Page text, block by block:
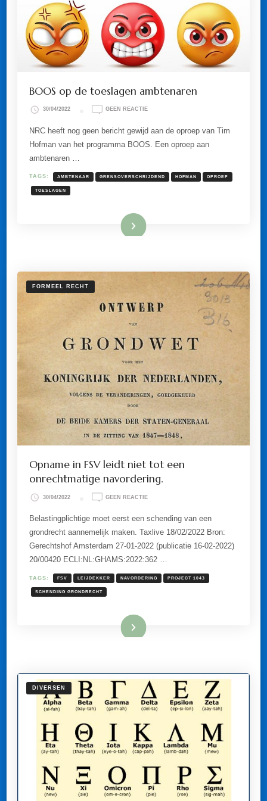
BOOS op de toeslagen ambtenaren
30/04/2022 GEEN REACTIEOP
OP
DE
TOESLAGEN
NRC heeft nog geen bericht gewijd aan de oproep van Tim
Hofman van het programma BOOS. Een oproep aan
ambtenaren …
TAGS: AMBTENAAR GRENSOVERSCHRIJDEND HOFMAN OPROEP
TOESLAGEN
Lees meer
FORMEEL RECHT
Opname in FSV leidt niet tot een
onrechtmatige navordering.
30/04/2022 GEEN REACTIEOP
LEIDT
TOT
EEN
NAVORDERING.
Belastingplichtige moet eerst een schending van een
grondrecht aannemelijk maken. Taxlive 18/02/2022 Bron:
Gerechtshof Amsterdam 27-01-2022 (publicatie 16-02-2022)
20/00420 ECLI:NL:GHAMS:2022:362 …
TAGS: FSV LEIJDEKKER NAVORDERING PROJECT 1043
SCHENDING GRONDRECHT
Lees meer
DIVERSEN